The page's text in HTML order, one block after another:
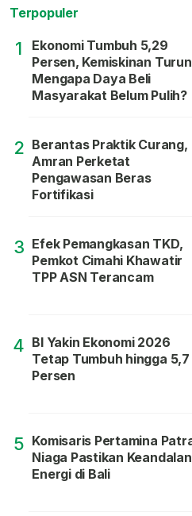
Terpopuler
1
Ekonomi Tumbuh 5,29
Persen, Kemiskinan
Mengapa Daya Beli
Masyarakat Belum Pulih?
2 Berantas Praktik Curang,
Amran Perketat
Pengawasan Beras
Fortifikasi
3 Efek Pemangkasan TKD,
Pemkot Cimahi Khawatir
TPP ASN Terancam
4 BI Yakin Ekonomi 2026
Tetap Tumbuh hingga 5,7
Persen
5 Komisaris Pertamina
Niaga Pastikan Keandalan
Energi di Bali